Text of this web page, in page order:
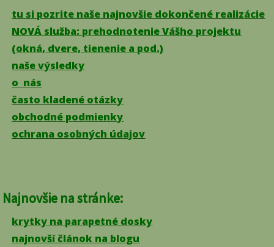
tu si pozrite naše najnovšie dokončené realizácie
NOVÁ služba: prehodnotenie Vášho projektu
(okná, dvere, tienenie a pod.)
naše výsledky
o nás
často kladené otázky
obchodné podmienky
ochrana osobných údajov
Najnovšie na stránke:
krytky na parapetné dosky
najnovší článok na blogu